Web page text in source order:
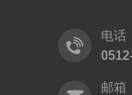
电话
邮箱